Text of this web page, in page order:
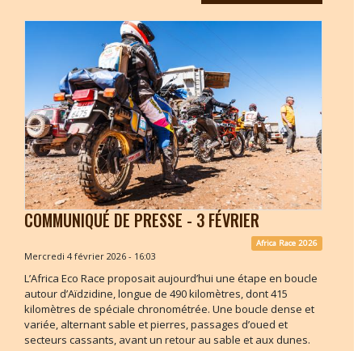
COMMUNIQUÉ DE PRESSE - 3 FÉVRIER
Africa Race 2026
Mercredi 4 février 2026 - 16:03
L’Africa Eco Race proposait aujourd’hui une étape en boucle
autour d’Aïdzidine, longue de 490 kilomètres, dont 415
kilomètres de spéciale chronométrée. Une boucle dense et
variée, alternant sable et pierres, passages d’oued et
secteurs cassants, avant un retour au sable et aux dunes.